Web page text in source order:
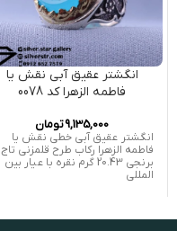
انگشتر عقیق آبی نقش یا
فاطمه الزهرا کد 0078
9,135,000تومان
انگشتر عقیق آبی خطی نقش یا
فاطمه الزهرا رکاب طرح قلمزنی تاج
برنجی 20.43 گرم نقره با عیار بین
المللی